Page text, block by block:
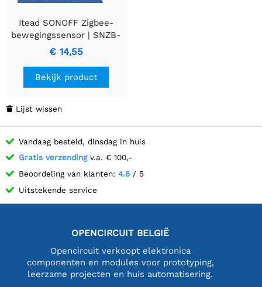
Itead SONOFF Zigbee-
bewegingssensor | SNZB-
03P
€ 14,55
Bekijk product
 Lijst wissen
Vandaag besteld, dinsdag in huis
Gratis verzendingv.a. € 100,-
Beoordeling van klanten: 4.8 / 5
Uitstekende service
OPENCIRCUIT BELGIË
Opencircuit verkoopt elektronica
componenten en modules voor prototyping,
leerzame projecten en huis automatisering.